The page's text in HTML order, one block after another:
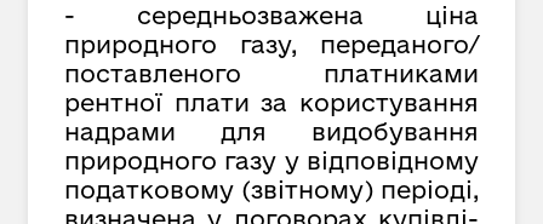
- середньозважена ціна
природного газу, переданого/
поставленого платниками
рентної плати за користування
надрами для видобування
природного газу у відповідному
податковому (звітному) періоді,